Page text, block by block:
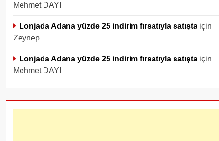
Mehmet DAYI
Lonjada Adana yüzde 25 indirim fırsatıyla satışta için
Zeynep
Lonjada Adana yüzde 25 indirim fırsatıyla satışta için
Mehmet DAYI